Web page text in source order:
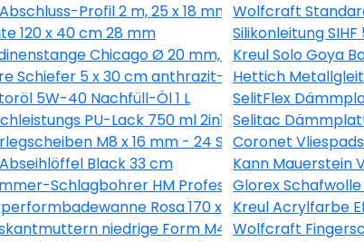
Profil 2 m, 25 x 18 mm Aluminium
Wolfcraft
120 x 40 cm 28 mm
Silikonleitung
Chicago Ø 20 mm, edelstahl-optik,
Kreul Solo Goya
Schiefer 5 x 30 cm anthrazit-braun
Hettich
5W-40 Nachfüll-Öl 1 L
SelitFlex
PU-Lack 750 ml 2in1Selitac
M8 x 16 mm - 24 Stk.Coronet Vliespads
Black 33 cm
Kann Mauerstein
Schlagbohrer HM Professional SDS-plus
Glorex
Rosa 170 x 75 cm, weiß
Kreul Acrylfarbe
Stk.
niedrige Form M4 Stahl verzinkt - 40
Wolfcraft